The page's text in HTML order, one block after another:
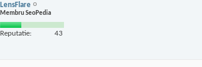
LensFlare
Membru SeoPedia
Reputatie: 43